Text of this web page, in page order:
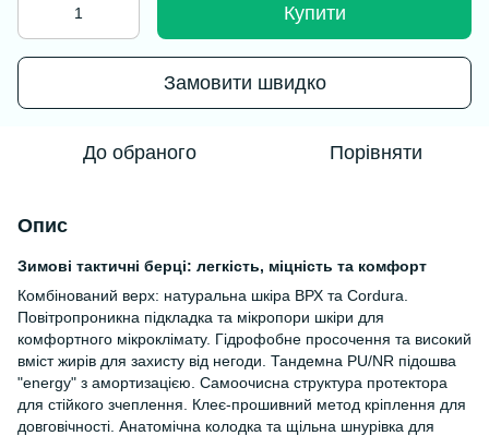
Купити
Замовити швидко
До обраного Порівняти
Опис
Зимові тактичні берці: легкість, міцність та комфорт
Комбінований верх: натуральна шкіра ВРХ та Cordura.
Повітропроникна підкладка та мікропори шкіри для
комфортного мікроклімату. Гідрофобне просочення та високий
вміст жирів для захисту від негоди. Тандемна PU/NR підошва
"energy" з амортизацією. Самоочисна структура протектора
для стійкого зчеплення. Клеє-прошивний метод кріплення для
довговічності. Анатомічна колодка та щільна шнурівка для